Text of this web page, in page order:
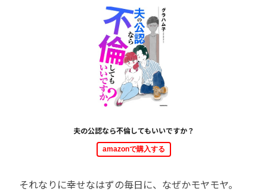
夫の公認なら不倫してもいいですか？
amazonで購入する
それなりに幸せなはずの毎日に、なぜかモヤモヤ。